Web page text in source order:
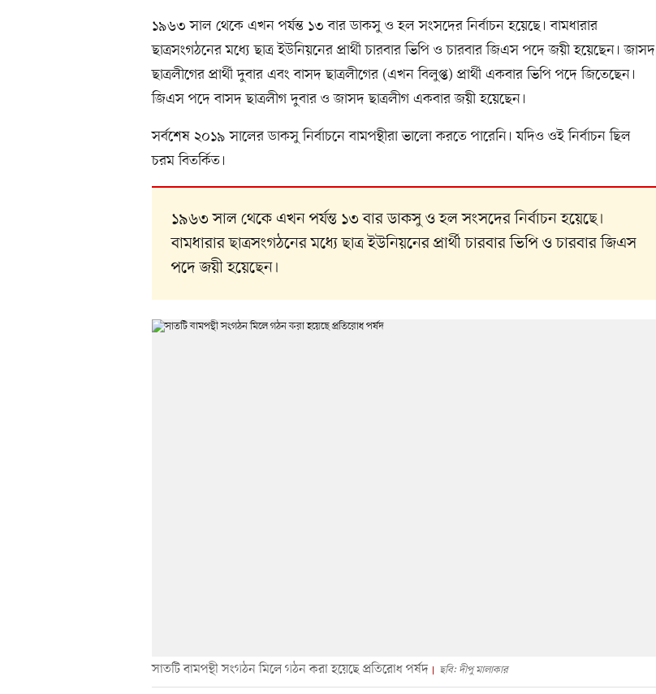
১৯৬৩ সাল থেকে এখন পর্যন্ত ১৩ বার ডাকসু ও হল সংসদের নির্বাচন হয়েছে। বামধারার
ছাত্রসংগঠনের মধ্যে ছাত্র ইউনিয়নের প্রার্থী চারবার ভিপি ও চারবার জিএস পদে জয়ী হয়েছেন। জাসদ
ছাত্রলীগের প্রার্থী দুবার এবং বাসদ ছাত্রলীগের (এখন বিলুপ্ত) প্রার্থী একবার ভিপি পদে জিতেছেন।
জিএস পদে বাসদ ছাত্রলীগ দুবার ও জাসদ ছাত্রলীগ একবার জয়ী হয়েছেন।
সর্বশেষ ২০১৯ সালের ডাকসু নির্বাচনে বামপন্থীরা ভালো করতে পারেনি। যদিও ওই নির্বাচন ছিল
চরম বিতর্কিত।
১৯৬৩ সাল থেকে এখন পর্যন্ত ১৩ বার ডাকসু ও হল সংসদের নির্বাচন হয়েছে।
বামধারার ছাত্রসংগঠনের মধ্যে ছাত্র ইউনিয়নের প্রার্থী চারবার ভিপি ও চারবার জিএস
পদে জয়ী হয়েছেন।
সাতটি বামপন্থী সংগঠন মিলে গঠন করা হয়েছে প্রতিরোধ পর্ষদ ছবি: দীপু মালাকার